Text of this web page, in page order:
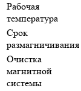
Рабочая
температура
Срок
размагничивания
Очистка
магнитной
системы